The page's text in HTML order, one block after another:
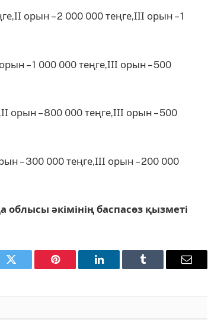
орын – 2 000 000 теңге,ІІІ орын – 1
– 1 000 000 теңге,ІІІ орын – 500
орын – 800 000 теңге,ІІІ орын – 500
– 300 000 теңге,ІІІ орын – 200 000
облысы әкімінің баспасөз қызметі
Twitter Pinterest LinkedIn Tumblr Email